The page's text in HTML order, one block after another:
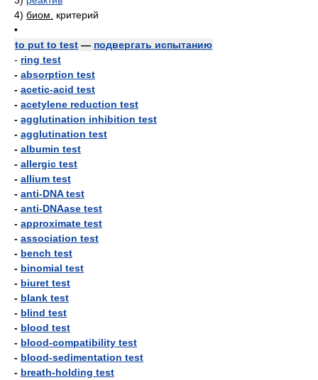
4) биом.
критерий
•
to put to test — подвергать испытанию
- ring test
- absorption test
- acetic-acid test
- acetylene reduction test
- agglutination inhibition test
- agglutination test
- albumin test
- allergic test
- allium test
- anti-DNA test
- anti-DNAase test
- approximate test
- association test
- bench test
- binomial test
- biuret test
- blank test
- blind test
- blood test
- blood-compatibility test
- blood-sedimentation test
- breath-holding test